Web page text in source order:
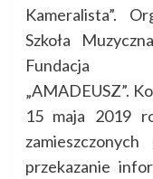
Kameralista”.
Szkoła
Fundacja
„AMADEUSZ”.
15 maja 2019
przekazanie